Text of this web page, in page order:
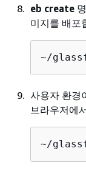
eb create
미지를 배포
~/
사용자 환경
브라우저에
~/